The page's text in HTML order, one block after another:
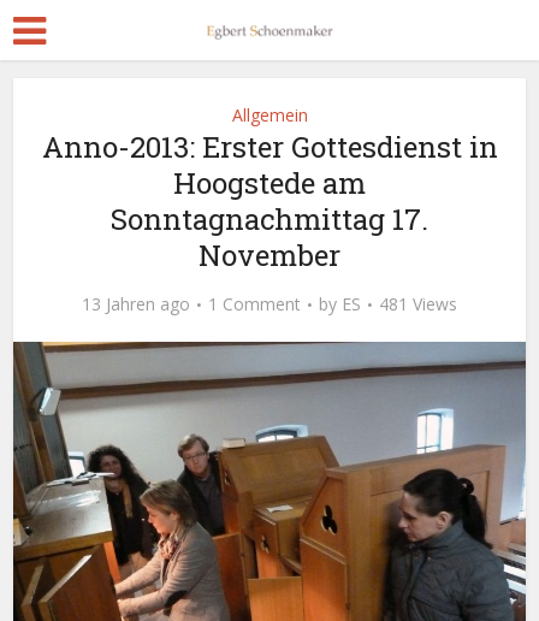
Allgemein
Anno-2013: Erster Gottesdienst in
Hoogstede am
Sonntagnachmittag 17.
November
13 Jahren ago 1 Comment by ES 481 Views